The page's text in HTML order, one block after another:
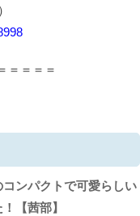
＝＝＝＝
ンパクトで可愛らしい
【茜部】